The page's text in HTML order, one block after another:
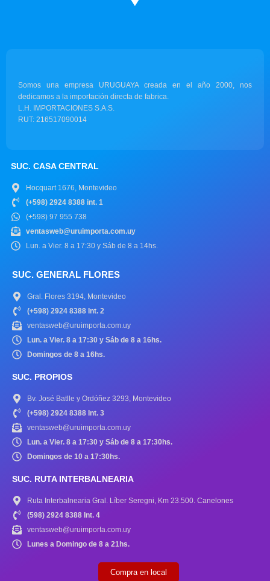
Somos una empresa URUGUAYA creada en el año 2000, nos
dedicamos a la importación directa de fabrica.
L.H. IMPORTACIONES S.A.S.
RUT: 216517090014
SUC. CASA CENTRAL
Hocquart 1676, Montevideo
(+598) 2924 8388 int. 1
(+598) 97 955 738
ventasweb@uruimporta.com.uy
Lun. a Vier. 8 a 17:30 y Sáb de 8 a 14hs.
SUC. GENERAL FLORES
Gral. Flores 3194, Montevideo
(+598) 2924 8388 Int. 2
ventasweb@uruimporta.com.uy
Lun. a Vier. 8 a 17:30 y Sáb de 8 a 16hs.
Domingos de 8 a 16hs.
SUC. PROPIOS
Bv. José Batlle y Ordóñez 3293, Montevideo
(+598) 2924 8388 Int. 3
ventasweb@uruimporta.com.uy
Lun. a Vier. 8 a 17:30 y Sáb de 8 a 17:30hs.
Domingos de 10 a 17:30hs.
SUC. RUTA INTERBALNEARIA
Ruta Interbalnearia Gral. Líber Seregni, Km 23.500. Canelones
(598) 2924 8388 Int. 4
ventasweb@uruimporta.com.uy
Lunes a Domingo de 8 a 21hs.
Compra en local